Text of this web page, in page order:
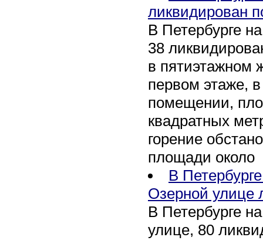
ликвидирован
В Петербурге
38
в пятиэтажном
первом этаже,
помещении,
квадратных
горение
площади около
В
Озерной улице
В Петербурге
улице, 80